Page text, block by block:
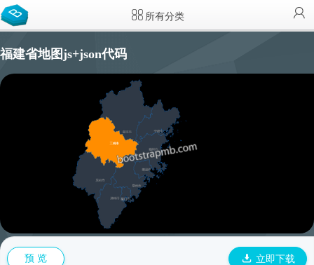
所有分类
福建省地图js+json代码
预 览 立即下载